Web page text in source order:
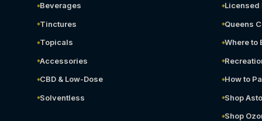
Beverages
Tinctures
Topicals
Accessories
CBD & Low-Dose
Solventless
Licensed
Queens
Where to
How to
Shop
Shop